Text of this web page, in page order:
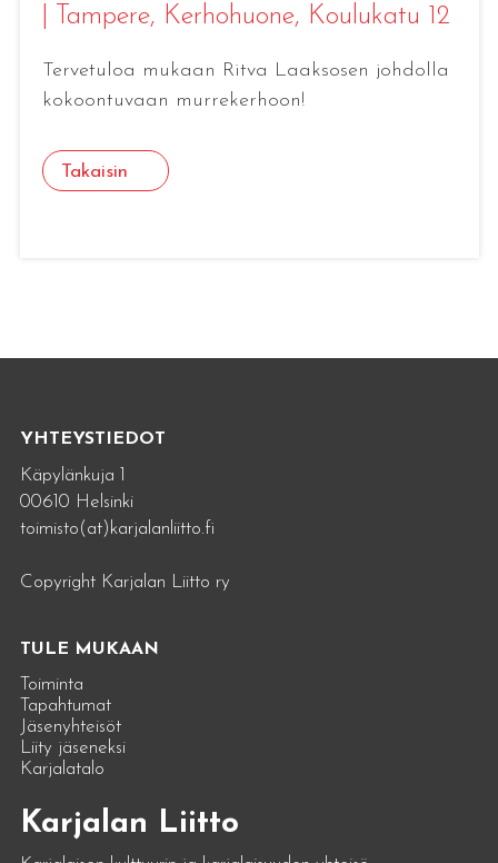
Tampere, Kerhohuone, Koulukatu 12
Tervetuloa mukaan Ritva Laaksosen johdolla
kokoontuvaan murrekerhoon!
Takaisin
YHTEYSTIEDOT
Käpylänkuja 1
00610 Helsinki
toimisto(at)karjalanliitto.fi
Copyright Karjalan Liitto ry
TULE MUKAAN
Toiminta
Tapahtumat
Jäsenyhteisöt
Liity jäseneksi
Karjalatalo
Karjalan Liitto